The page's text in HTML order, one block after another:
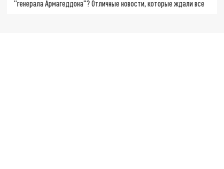
"генерала Армагеддона"? Отличные новости, которые ждали все